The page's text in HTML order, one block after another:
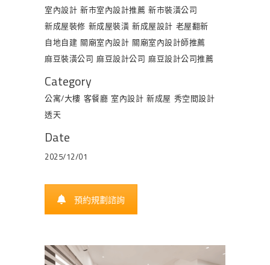
室內設計 新市室內設計推薦 新市裝潢公司
新成屋裝修 新成屋裝潢 新成屋設計 老屋翻新
自地自建 關廟室內設計 關廟室內設計師推薦
麻豆裝潢公司 麻豆設計公司 麻豆設計公司推薦
Category
公寓/大樓 客餐廳 室內設計 新成屋 秀空間設計
透天
Date
2025/12/01
預約規劃諮詢